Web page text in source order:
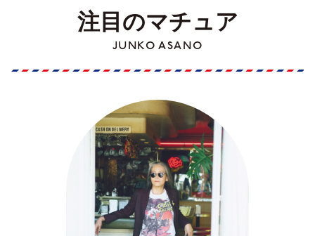
注目のマチュア
JUNKO ASANO